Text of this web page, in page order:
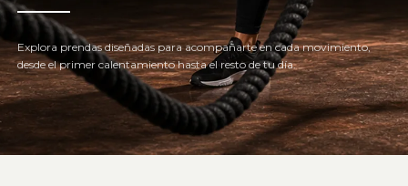
Explora prendas diseñadas para acompañarte en cada movimiento,
desde el primer calentamiento hasta el resto de tu día.